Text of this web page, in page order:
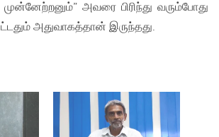
அவரை பிரிந்து வரும்போது
அதுவாகத்தான் இருந்தது.